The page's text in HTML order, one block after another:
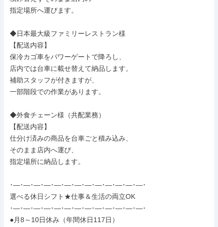
指定場所へ運びます。
◆日本最大級ファミリーレストラン様
【配送内容】
保冷カゴ車をパワーゲートで降ろし、
店内では台車に載せ替えて納品します。
補助スタッフが付きますが、
一部階段での作業があります。
◆外食チェーン様（共配業務）
【配送内容】
仕分け済みの商品を台車ごと積み込み、
そのまま店内へ運び、
指定場所に納品します。
･―･―･―･―･―･―･―･―･―･―･―･―･―･
選べる休日シフト★仕事＆生活の両立OK
･―･―･―･―･―･―･―･―･―･―･―･―･―･
●月8～10日休み（年間休日117日）